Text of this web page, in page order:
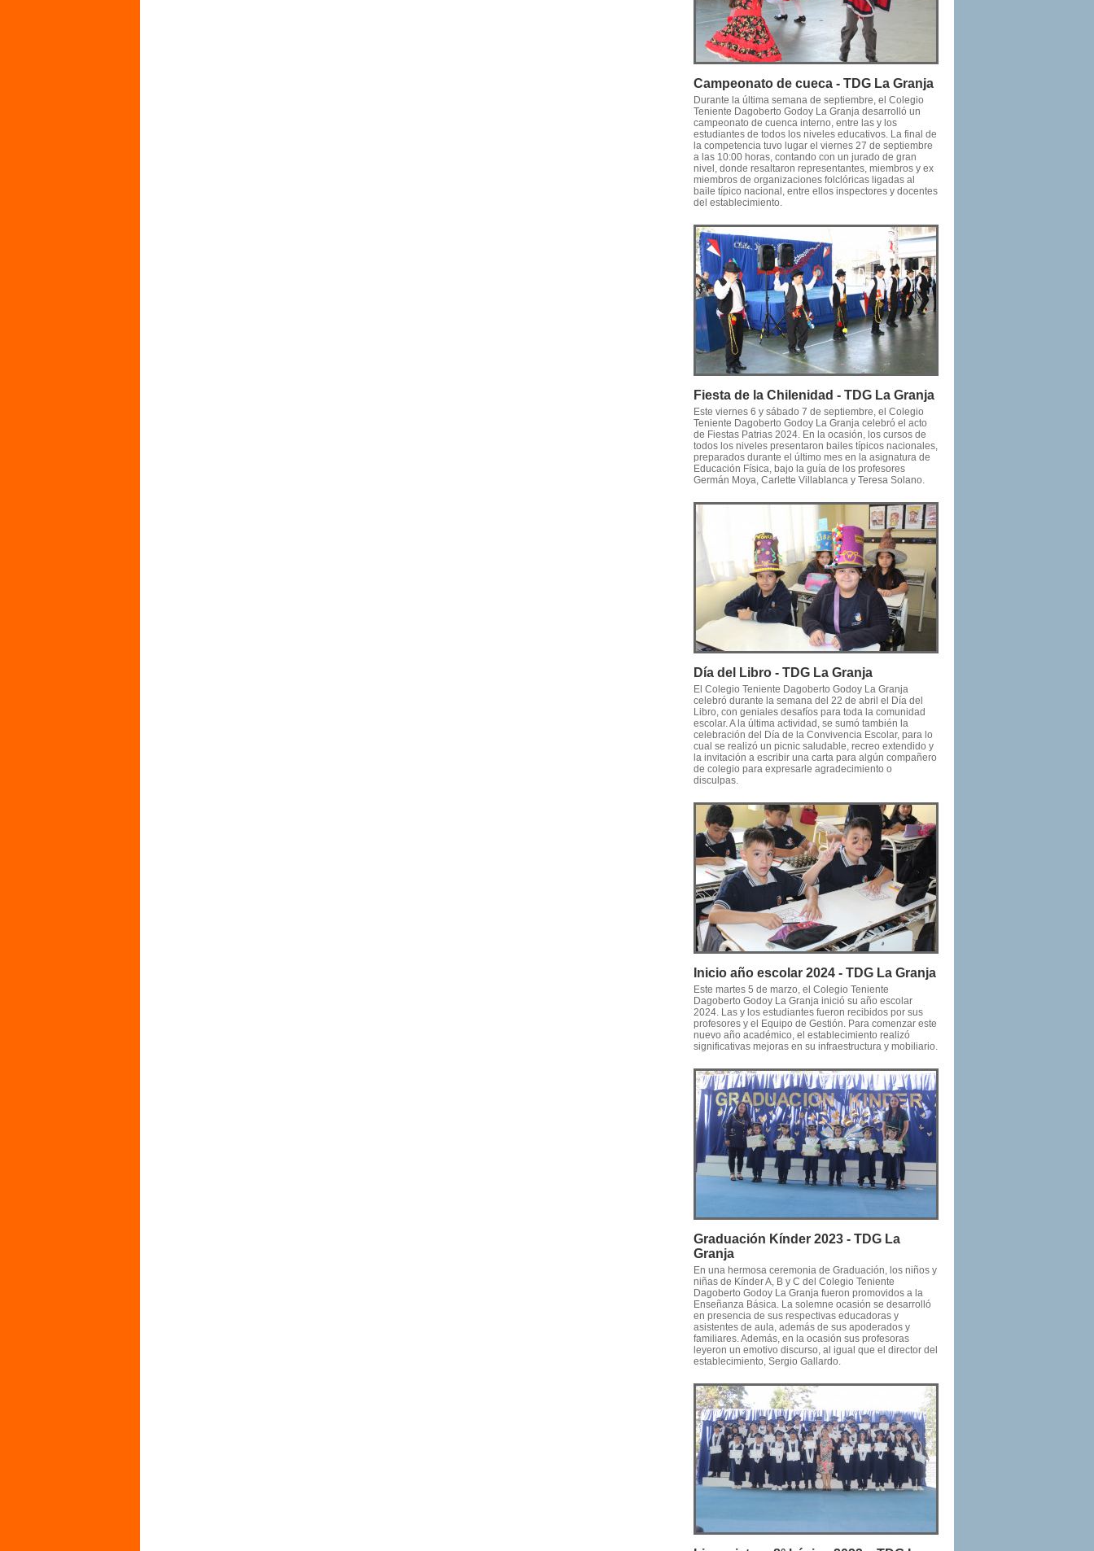
Campeonato de cueca - TDG La Granja
Durante la última semana de septiembre, el Colegio
Teniente Dagoberto Godoy La Granja desarrolló un
campeonato de cuenca interno, entre las y los
estudiantes de todos los niveles educativos. La final de
la competencia tuvo lugar el viernes 27 de septiembre
a las 10:00 horas, contando con un jurado de gran
nivel, donde resaltaron representantes, miembros y ex
miembros de organizaciones folclóricas ligadas al
baile típico nacional, entre ellos inspectores y docentes
del establecimiento.
Fiesta de la Chilenidad - TDG La Granja
Este viernes 6 y sábado 7 de septiembre, el Colegio
Teniente Dagoberto Godoy La Granja celebró el acto
de Fiestas Patrias 2024. En la ocasión, los cursos de
todos los niveles presentaron bailes típicos nacionales,
preparados durante el último mes en la asignatura de
Educación Física, bajo la guía de los profesores
Germán Moya, Carlette Villablanca y Teresa Solano.
Día del Libro - TDG La Granja
El Colegio Teniente Dagoberto Godoy La Granja
celebró durante la semana del 22 de abril el Día del
Libro, con geniales desafíos para toda la comunidad
escolar. A la última actividad, se sumó también la
celebración del Día de la Convivencia Escolar, para lo
cual se realizó un picnic saludable, recreo extendido y
la invitación a escribir una carta para algún compañero
de colegio para expresarle agradecimiento o
disculpas.
Inicio año escolar 2024 - TDG La Granja
Este martes 5 de marzo, el Colegio Teniente
Dagoberto Godoy La Granja inició su año escolar
2024. Las y los estudiantes fueron recibidos por sus
profesores y el Equipo de Gestión. Para comenzar este
nuevo año académico, el establecimiento realizó
significativas mejoras en su infraestructura y mobiliario.
Graduación Kínder 2023 - TDG La
Granja
En una hermosa ceremonia de Graduación, los niños y
niñas de Kínder A, B y C del Colegio Teniente
Dagoberto Godoy La Granja fueron promovidos a la
Enseñanza Básica. La solemne ocasión se desarrolló
en presencia de sus respectivas educadoras y
asistentes de aula, además de sus apoderados y
familiares. Además, en la ocasión sus profesoras
leyeron un emotivo discurso, al igual que el director del
establecimiento, Sergio Gallardo.